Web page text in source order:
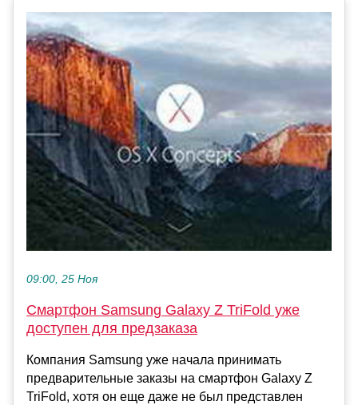
09:00, 25 Ноя
Смартфон Samsung Galaxy Z TriFold уже
доступен для предзаказа
Компания Samsung уже начала принимать
предварительные заказы на смартфон Galaxy Z
TriFold, хотя он еще даже не был представлен